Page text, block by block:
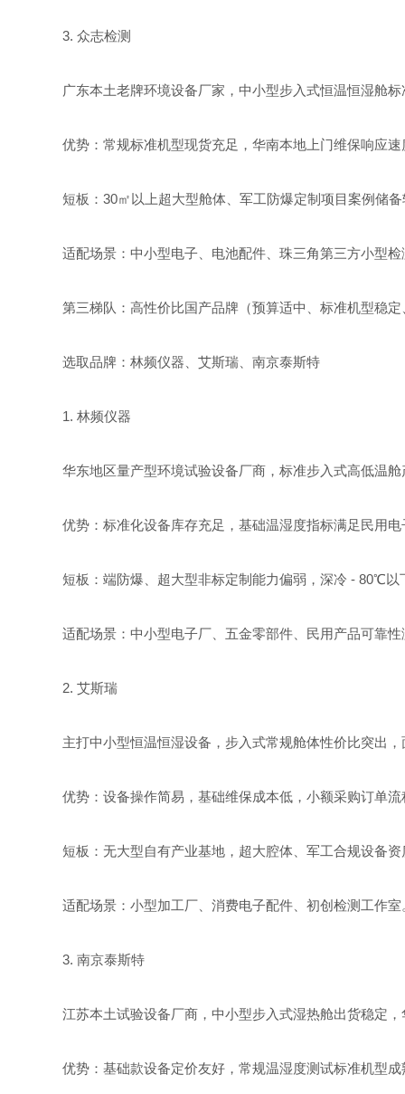
3. 众志检测
广东本土老牌环境设备厂家，中小型步入式恒温恒湿舱
优势：常规标准机型现货充足，华南本地上门维保响应
短板：30㎡以上超大型舱体、军工防爆定制项目案例储
适配场景：中小型电子、电池配件、珠三角第三方小型检
第三梯队：高性价比国产品牌（预算适中、标准机型稳
选取品牌：林频仪器、艾斯瑞、南京泰斯特
1. 林频仪器
华东地区量产型环境试验设备厂商，标准步入式高低温
优势：标准化设备库存充足，基础温湿度指标满足民用
短板：端防爆、超大型非标定制能力偏弱，深冷 - 80℃以
适配场景：中小型电子厂、五金零部件、民用产品可靠性
2. 艾斯瑞
主打中小型恒温恒湿设备，步入式常规舱体性价比突出
优势：设备操作简易，基础维保成本低，小额采购订单流
短板：无大型自有产业基地，超大腔体、军工合规设备
适配场景：小型加工厂、消费电子配件、初创检测工作室
3. 南京泰斯特
江苏本土试验设备厂商，中小型步入式湿热舱出货稳定
优势：基础款设备定价友好，常规温湿度测试标准机型成